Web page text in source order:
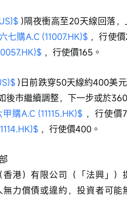
)隔夜衝高至20天線回落
七購A.C (11007.HK)$ ，行使價
，行使價165。
)日前跌穿50天線約400美
後市繼續調整，下一步或於
購A.C (11115.HK)$ ，行使價
，行使價400。
港）有限公司（「法興」）
力償債或違約，投資者可能